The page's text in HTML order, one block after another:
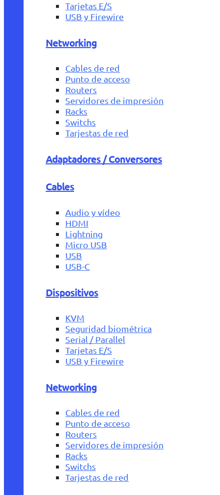
Tarjetas E/S
USB y Firewire
Networking
Cables de red
Punto de acceso
Routers
Servidores de impresión
Racks
Switchs
Tarjestas de red
Adaptadores / Conversores
Cables
Audio y vídeo
HDMI
Lightning
Micro USB
USB
USB-C
Dispositivos
KVM
Seguridad biométrica
Serial / Parallel
Tarjetas E/S
USB y Firewire
Networking
Cables de red
Punto de acceso
Routers
Servidores de impresión
Racks
Switchs
Tarjestas de red